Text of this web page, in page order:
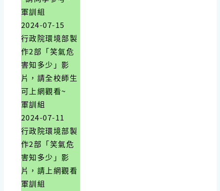
軍訓組
2024-07-15
行政院環境部製
作2部「笑氣危
害知多少」影
片，請全校師生
可上網觀看~
軍訓組
2024-07-11
行政院環境部製
作2部「笑氣危
害知多少」影
片，請上網觀看
軍訓組